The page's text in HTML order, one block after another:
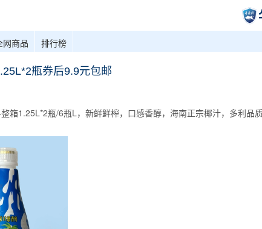
网商品 排行榜
瓶券后9.9元包邮
箱1.25L*2瓶/6瓶L，新鲜鲜榨，口感香醇，海南正宗椰汁，多利